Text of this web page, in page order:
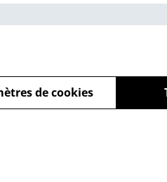
de cookies